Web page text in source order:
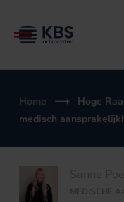
naar
Home
Hoge
medisch
Sanne
MEDISCHE